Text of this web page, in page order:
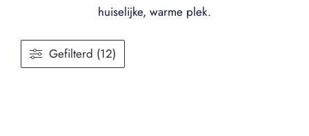
huiselijke, warme plek.
Gefilterd (12)